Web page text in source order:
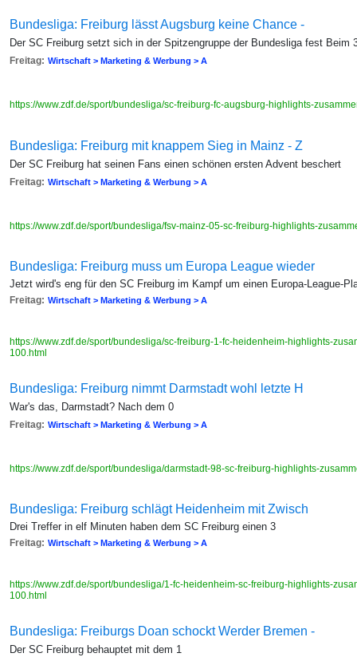
Bundesliga: Freiburg lässt Augsburg keine Chance -
Der SC Freiburg setzt sich in der Spitzengruppe der Bundesliga fest Beim
Freitag: Wirtschaft > Marketing & Werbung > A
https://www.zdf.de/sport/bundesliga/sc-freiburg-fc-augsburg-highlights-
Bundesliga: Freiburg mit knappem Sieg in Mainz - Z
Der SC Freiburg hat seinen Fans einen schönen ersten Advent beschert
Freitag: Wirtschaft > Marketing & Werbung > A
https://www.zdf.de/sport/bundesliga/fsv-mainz-05-sc-freiburg-highlights-
Bundesliga: Freiburg muss um Europa League wieder
Jetzt wird's eng für den SC Freiburg im Kampf um einen Europa-League-
Freitag: Wirtschaft > Marketing & Werbung > A
https://www.zdf.de/sport/bundesliga/sc-freiburg-1-fc-heidenheim-highlights-
100.html
Bundesliga: Freiburg nimmt Darmstadt wohl letzte H
War's das, Darmstadt? Nach dem 0
Freitag: Wirtschaft > Marketing & Werbung > A
https://www.zdf.de/sport/bundesliga/darmstadt-98-sc-freiburg-highlights-
Bundesliga: Freiburg schlägt Heidenheim mit Zwisch
Drei Treffer in elf Minuten haben dem SC Freiburg einen 3
Freitag: Wirtschaft > Marketing & Werbung > A
https://www.zdf.de/sport/bundesliga/1-fc-heidenheim-sc-freiburg-highlights-
100.html
Bundesliga: Freiburgs Doan schockt Werder Bremen -
Der SC Freiburg behauptet mit dem 1